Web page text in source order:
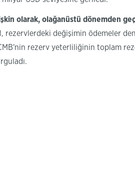
olarak, olağanüstü dönemden
rezervlerdeki değişimin ödemeler
rezerv yeterliliğinin toplam